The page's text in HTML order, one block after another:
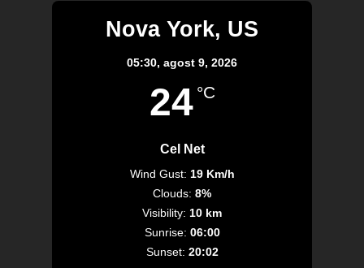
Nova York, US
05:30, agost 9, 2026
24 °C
Cel Net
Wind Gust: 19 Km/h
Clouds: 8%
Visibility: 10 km
Sunrise: 06:00
Sunset: 20:02